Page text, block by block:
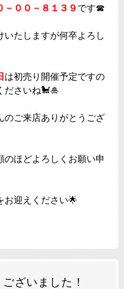
－００－８１３９ です☎
いたしますが何卒よろし
は初売り開催予定ですの
ださいね🐩🎍
のご来店ありがとうござ
のほどよろしくお願い申
お迎えください🌟
ざいました！